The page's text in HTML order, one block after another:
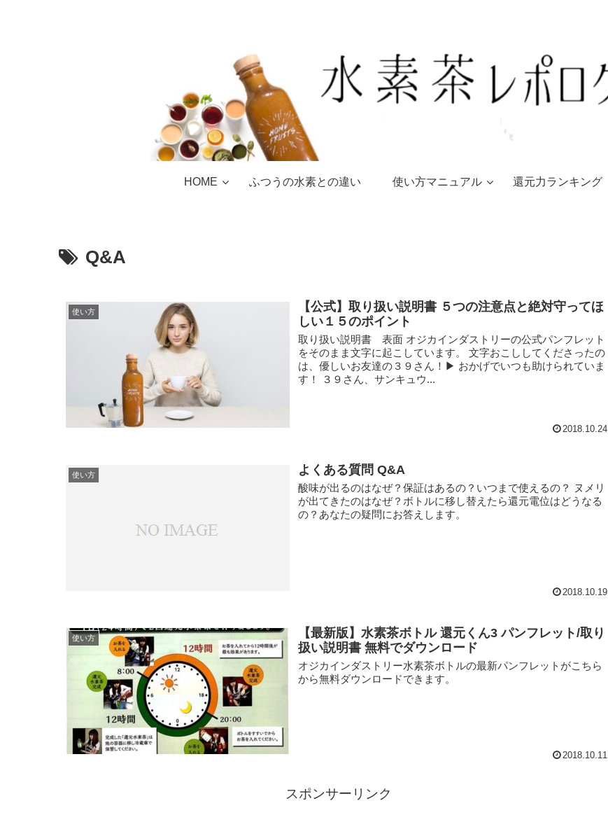
HOME ふつうの水素との違い 使い方マニュアル 還元力ランキング
Q&A
使い方
【公式】取り扱い説明書 ５つの注意点と絶対守ってほ
しい１５のポイント
取り扱い説明書 表面 オジカインダストリーの公式パンフレット
をそのまま文字に起こしています。 文字おこししてくださったの
は、優しいお友達の３９さん！▶ おかげでいつも助けられていま
す！ ３９さん、サンキュウ...
2018.10.24
使い方 よくある質問 Q&A
酸味が出るのはなぜ？保証はあるの？いつまで使えるの？ ヌメリ
が出てきたのはなぜ？ボトルに移し替えたら還元電位はどうなる
の？あなたの疑問にお答えします。
2018.10.19
使い方
【最新版】水素茶ボトル 還元くん3 パンフレット/取り
扱い説明書 無料でダウンロード
オジカインダストリー水素茶ボトルの最新パンフレットがこちら
から無料ダウンロードできます。
2018.10.11
スポンサーリンク